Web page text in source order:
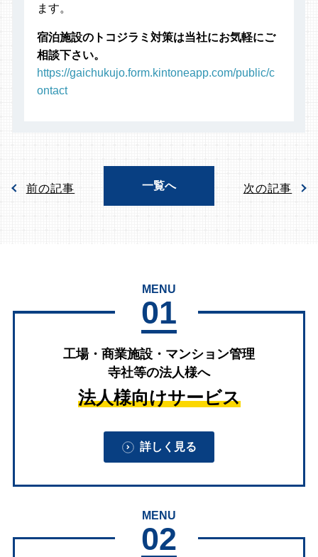
ます。
宿泊施設のトコジラミ対策は当社にお気軽にご
相談下さい。
https://gaichukujo.form.kintoneapp.com/public/c
ontact
前の記事 一覧へ 次の記事
MENU
01
工場・商業施設・マンション管理
寺社等の法人様へ
法人様向けサービス
詳しく見る
MENU
02